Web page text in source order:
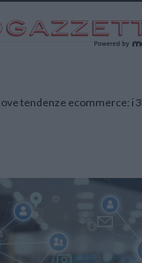
tendenze ecommerce: i